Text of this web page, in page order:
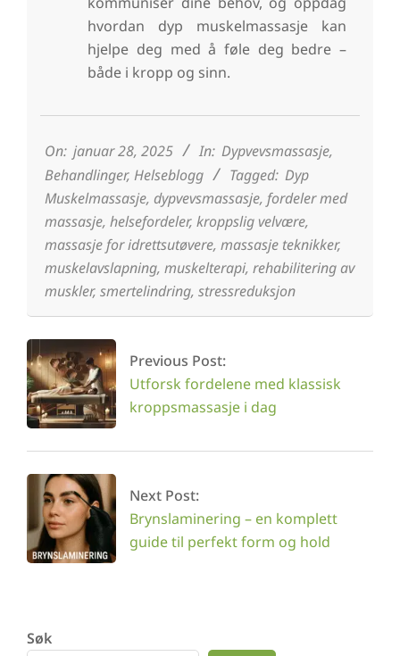
hvordan dyp muskelmassasje kan
hjelpe deg med å føle deg bedre –
både i kropp og sinn.
28
On: januar 28, 2025 In: Dypvevsmassasje,
Behandlinger, Helseblogg Tagged: Dyp
Muskelmassasje, dypvevsmassasje, fordeler med
massasje, helsefordeler, kroppslig velvære,
massasje for idrettsutøvere, massasje teknikker,
muskelavslapning, muskelterapi, rehabilitering av
muskler, smertelindring, stressreduksjon
Previous Post:
Utforsk fordelene med klassisk
kroppsmassasje i dag
Next Post:
Brynslaminering – en komplett
guide til perfekt form og hold
Søk